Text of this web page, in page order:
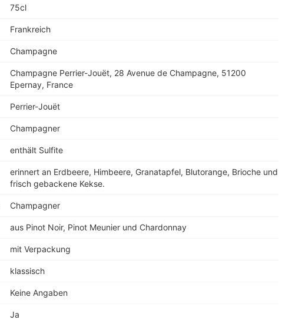
75cl
Frankreich
Champagne
Champagne Perrier-Jouët, 28 Avenue de Champagne, 51200
Epernay, France
Perrier-Jouët
Champagner
enthält Sulfite
erinnert an Erdbeere, Himbeere, Granatapfel, Blutorange, Brioche und
frisch gebackene Kekse.
Champagner
aus Pinot Noir, Pinot Meunier und Chardonnay
mit Verpackung
klassisch
Keine Angaben
Ja